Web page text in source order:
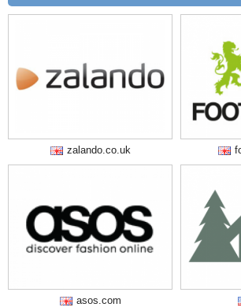
zalando.co.uk
asos.com